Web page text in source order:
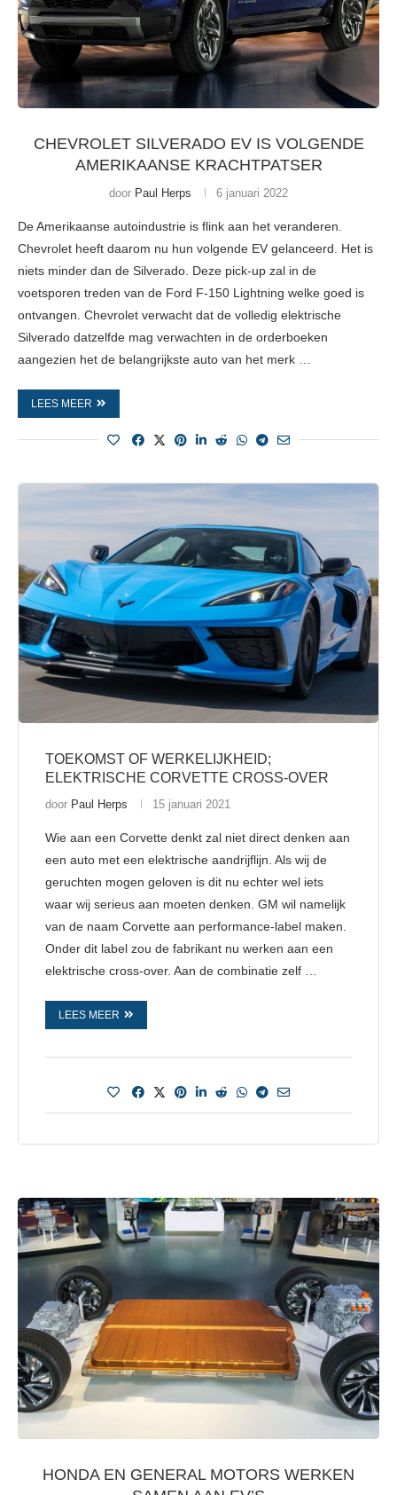
CHEVROLET SILVERADO EV IS VOLGENDE
AMERIKAANSE KRACHTPATSER
door Paul Herps 6 januari 2022
De Amerikaanse autoindustrie is flink aan het veranderen.
Chevrolet heeft daarom nu hun volgende EV gelanceerd. Het is
niets minder dan de Silverado. Deze pick-up zal in de
voetsporen treden van de Ford F-150 Lightning welke goed is
ontvangen. Chevrolet verwacht dat de volledig elektrische
Silverado datzelfde mag verwachten in de orderboeken
aangezien het de belangrijkste auto van het merk …
LEES MEER
TOEKOMST OF WERKELIJKHEID;
ELEKTRISCHE CORVETTE CROSS-OVER
door Paul Herps 15 januari 2021
Wie aan een Corvette denkt zal niet direct denken aan
een auto met een elektrische aandrijflijn. Als wij de
geruchten mogen geloven is dit nu echter wel iets
waar wij serieus aan moeten denken. GM wil namelijk
van de naam Corvette aan performance-label maken.
Onder dit label zou de fabrikant nu werken aan een
elektrische cross-over. Aan de combinatie zelf …
LEES MEER
HONDA EN GENERAL MOTORS WERKEN